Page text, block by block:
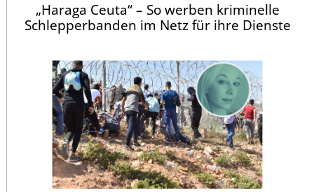
„Haraga Ceuta“ – So werben kriminelle
Schlepperbanden im Netz für ihre Dienste